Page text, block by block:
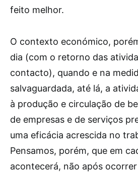
feito melhor.
O contexto económico,
dia (com o retorno das
contacto), quando e na
salvaguardada, até lá, a
à produção e circulação de
de empresas e de serviços
uma eficácia acrescida no
Pensamos, porém, que em
acontecerá, não após